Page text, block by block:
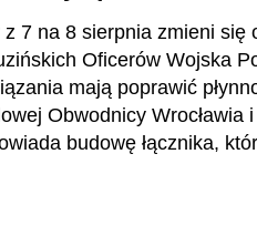
7 na 8 sierpnia zmieni się
Oficerów Wojska
mają poprawić
Obwodnicy Wrocławia
budowę łącznika,